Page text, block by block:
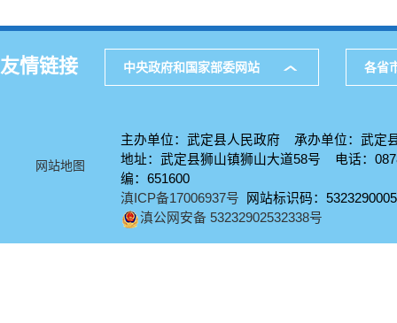
友情链接 中央政府和国家部委网站 各省
网站地图
主办单位：武定县人民政府 承办单位：武定
地址：武定县狮山镇狮山大道58号 电话：
编：651600
滇ICP备17006937号 网站标识码：5323290005
滇公网安备 53232902532338号